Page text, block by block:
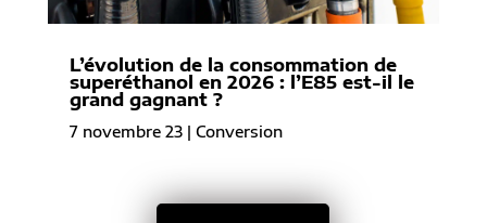
L’évolution de la consommation de
superéthanol en 2026 : l’E85 est-il le
grand gagnant ?
7 novembre 23| Conversion